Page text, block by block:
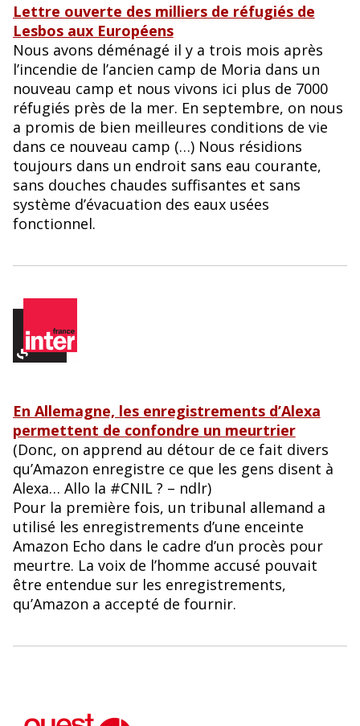
Lettre ouverte des milliers de réfugiés de
Lesbos aux Européens
Nous avons déménagé il y a trois mois après
l’incendie de l’ancien camp de Moria dans un
nouveau camp et nous vivons ici plus de 7000
réfugiés près de la mer. En septembre, on nous
a promis de bien meilleures conditions de vie
dans ce nouveau camp (…) Nous résidions
toujours dans un endroit sans eau courante,
sans douches chaudes suffisantes et sans
système d’évacuation des eaux usées
fonctionnel.
En Allemagne, les enregistrements d’Alexa
permettent de confondre un meurtrier
(Donc, on apprend au détour de ce fait divers
qu’Amazon enregistre ce que les gens disent à
Alexa… Allo la #CNIL ? – ndlr)
Pour la première fois, un tribunal allemand a
utilisé les enregistrements d’une enceinte
Amazon Echo dans le cadre d’un procès pour
meurtre. La voix de l’homme accusé pouvait
être entendue sur les enregistrements,
qu’Amazon a accepté de fournir.